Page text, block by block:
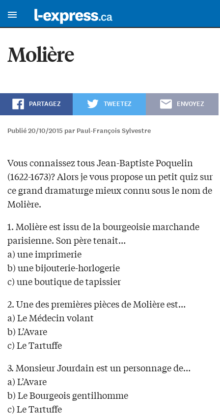
Molière
PARTAGEZ TWEETEZ ENVOYEZ
Publié 20/10/2015 par Paul-François Sylvestre
Vous connaissez tous Jean-Baptiste Poquelin
(1622-1673)? Alors je vous propose un petit quiz sur
ce grand dramaturge mieux connu sous le nom de
Molière.
1. Molière est issu de la bourgeoisie marchande
parisienne. Son père tenait…
a) une imprimerie
b) une bijouterie-horlogerie
c) une boutique de tapissier
2. Une des premières pièces de Molière est…
a) Le Médecin volant
b) L’Avare
c) Le Tartuffe
3. Monsieur Jourdain est un personnage de…
a) L’Avare
b) Le Bourgeois gentilhomme
c) Le Tartuffe